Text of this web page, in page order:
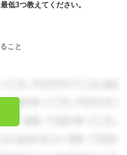
低3つ教えてください。
こと